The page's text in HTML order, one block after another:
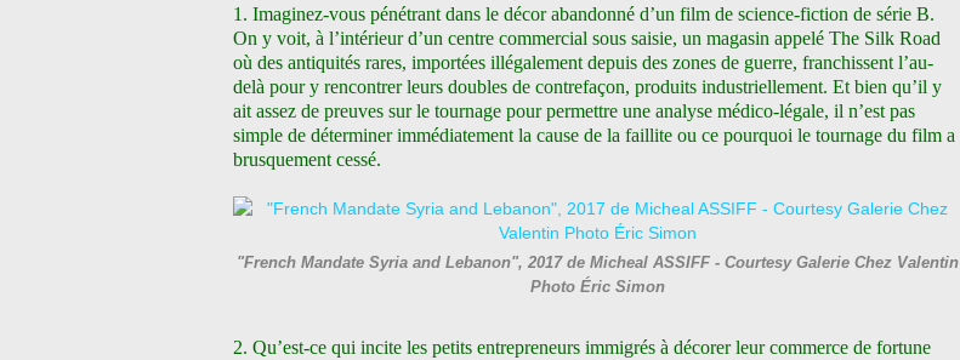
1. Imaginez-vous pénétrant dans le décor abandonné d’un film de science-fiction de série B.
On y voit, à l’intérieur d’un centre commercial sous saisie, un magasin appelé The Silk Road
où des antiquités rares, importées illégalement depuis des zones de guerre, franchissent l’au-
delà pour y rencontrer leurs doubles de contrefaçon, produits industriellement. Et bien qu’il y
ait assez de preuves sur le tournage pour permettre une analyse médico-légale, il n’est pas
simple de déterminer immédiatement la cause de la faillite ou ce pourquoi le tournage du film a
brusquement cessé.
"French Mandate Syria and Lebanon", 2017 de Micheal ASSIFF - Courtesy Galerie Chez Valentin
Photo Éric Simon
2. Qu’est-ce qui incite les petits entrepreneurs immigrés à décorer leur commerce de fortune